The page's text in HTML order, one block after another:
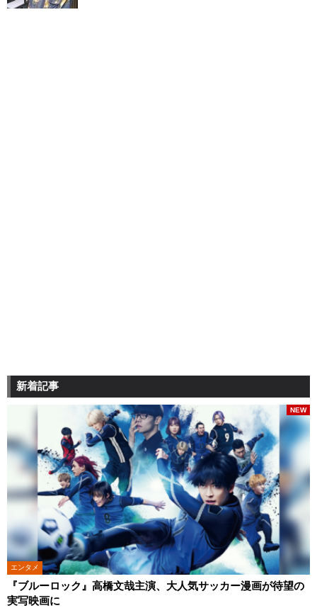
新着記事
エンタメ
『ブルーロック』高橋文哉主演、大人気サッカー漫画が待望の
実写映画に
NEW